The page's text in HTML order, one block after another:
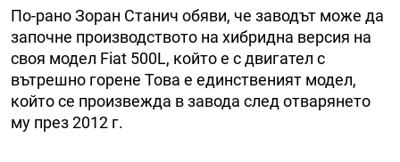
По-рано Зоран Станич обяви, че заводът може да
започне производството на хибридна версия на
своя модел Fiat 500L, който е с двигател с
вътрешно горене Това е единственият модел,
който се произвежда в завода след отварянето
му през 2012 г.